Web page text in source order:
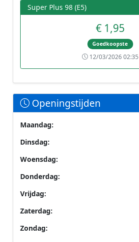
Super Plus 98 (E5)
€ 1,95
Goedkoopste
12/03/2026 02:35
Openingstijden
Maandag:
Dinsdag:
Woensdag:
Donderdag:
Vrijdag:
Zaterdag:
Zondag: